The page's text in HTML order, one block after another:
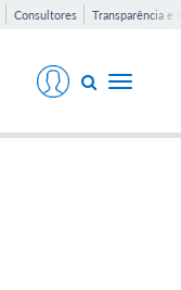
Consultores Transparência e
Toggle